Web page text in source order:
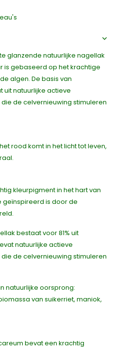
glanzende natuurlijke nagellak
is gebaseerd op het krachtige
algen. De basis van
natuurlijke actieve
de celvernieuwing stimuleren
rood komt in het licht tot leven,
kleurpigment in het hart van
is door de
bestaat voor 81% uit
natuurlijke actieve
de celvernieuwing stimuleren
natuurlijke oorsprong:
van suikerriet, maniok,
bevat een krachtig